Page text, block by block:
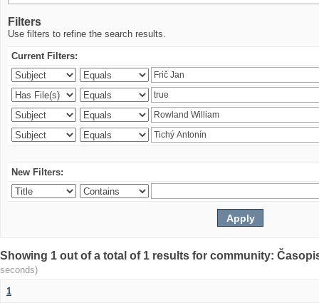
Filters
Use filters to refine the search results.
Current Filters:
New Filters:
Showing 1 out of a total of 1 results for community:
seconds)
1